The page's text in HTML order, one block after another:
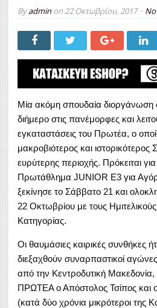
Byadminon 22 Οκτωβρίου, 2017
Μία ακόμη σπουδαία διοργάνωση
διήμερο στις πανέμορφες και
εγκαταστάσεις του Πρωτέα, ο
μακροβιότερος και ιστορικότερος
ευρύτερης περιοχής. Πρόκειται
Πρωτάθλημα JUNIOR E3 για
ξεκίνησε το Σάββατο 21 και
22 Οκτωβρίου με τους Ημιτελικούς
Κατηγορίας.
Οι θαυμάσιες καιρικές συνθήκες
διεξαχθούν συναρπαστικοί
από την Κεντροδυτική
ΠΡΩΤΕΑ ο Απόστολος Τσίπος και
(κατά δύο χρόνια μικρότεροι της